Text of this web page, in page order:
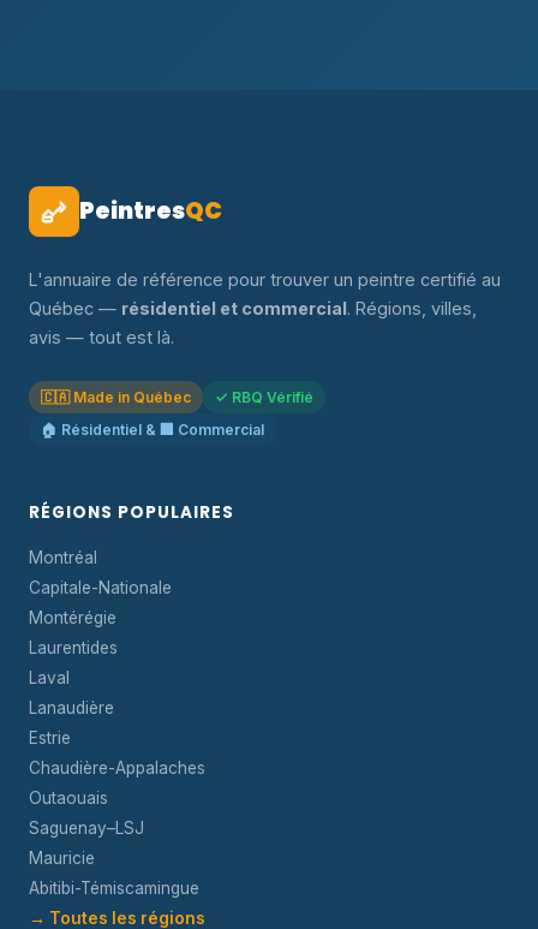
PeintresQC
L'annuaire de référence pour trouver un peintre certifié au
Québec — résidentiel et commercial. Régions, villes,
avis — tout est là.
🇨🇦 Made in Québec
✓ RBQ Vérifié
🏠 Résidentiel & 🏢 Commercial
RÉGIONS POPULAIRES
Montréal
Capitale-Nationale
Montérégie
Laurentides
Laval
Lanaudière
Estrie
Chaudière-Appalaches
Outaouais
Saguenay–LSJ
Mauricie
Abitibi-Témiscamingue
→ Toutes les régions